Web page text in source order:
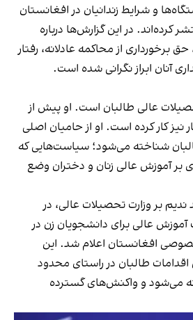
و شرایط زندانیان در افغانستان
در این گزارش‌ها درباره
برخورداری از محاکمه عادلانه، رفتار
آنان ابراز نگرانی شده است.
عالی طالبان است. او پیش از
نیز کار کرده است. او از حامیان اصلی
شناخته می‌شود؛ سیاست‌هایی که
آموزش عالی زنان و دختران وضع
بر وزارت تحصیلات عالی، در
ممنوعیت آموزش عالی برای دانشجویان زن در
افغانستان اعلام شد. این
طالبان در راستای محدود
می‌شود و واکنش‌های گسترده